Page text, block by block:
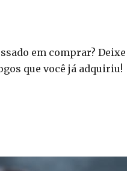
em comprar?
que você já adquiriu!